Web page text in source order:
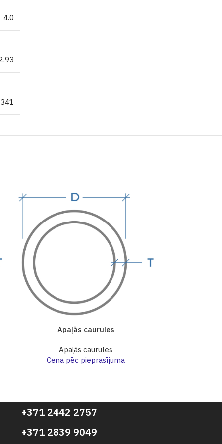
4.0
341
Apaļās caurules
Apaļās caurules
Cena pēc pieprasījuma
+371 2442 2757
+371 2839 9049